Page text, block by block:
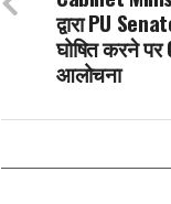
द्वारा PU
घोषित करने
आलोचना